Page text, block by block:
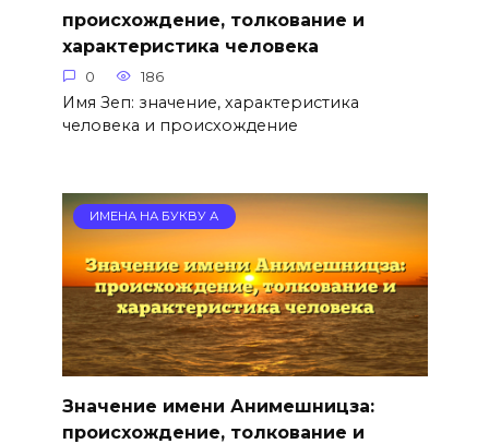
происхождение, толкование и
характеристика человека
0 186
Имя Зеп: значение, характеристика
человека и происхождение
ИМЕНА НА БУКВУ А
Значение имени Анимешницза:
происхождение, толкование и